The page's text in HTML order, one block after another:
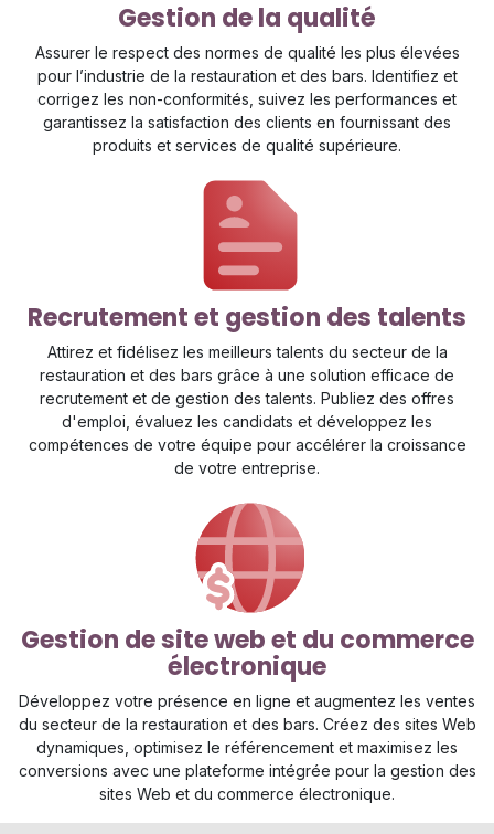
Gestion de la qualité
Assurer le respect des normes de qualité les plus élevées
pour l’industrie de la restauration et des bars. Identifiez et
corrigez les non-conformités, suivez les performances et
garantissez la satisfaction des clients en fournissant des
produits et services de qualité supérieure.
Recrutement et gestion des talents
Attirez et fidélisez les meilleurs talents du secteur de la
restauration et des bars grâce à une solution efficace de
recrutement et de gestion des talents. Publiez des offres
d'emploi, évaluez les candidats et développez les
compétences de votre équipe pour accélérer la croissance
de votre entreprise.
Gestion de site web et du commerce
électronique
Développez votre présence en ligne et augmentez les ventes
du secteur de la restauration et des bars. Créez des sites Web
dynamiques, optimisez le référencement et maximisez les
conversions avec une plateforme intégrée pour la gestion des
sites Web et du commerce électronique.